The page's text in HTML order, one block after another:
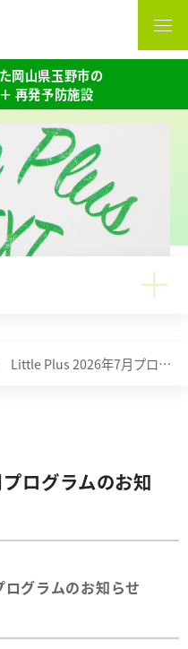
岡山県玉野市の
再発予防施設
Little Plus 2026年7月プログラムのお知らせ
ログラムのお知
グラムのお知らせ